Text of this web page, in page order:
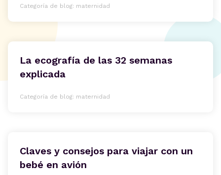
Categoría de blog: maternidad
La ecografía de las 32 semanas
explicada
Categoría de blog: maternidad
Claves y consejos para viajar con un
bebé en avión